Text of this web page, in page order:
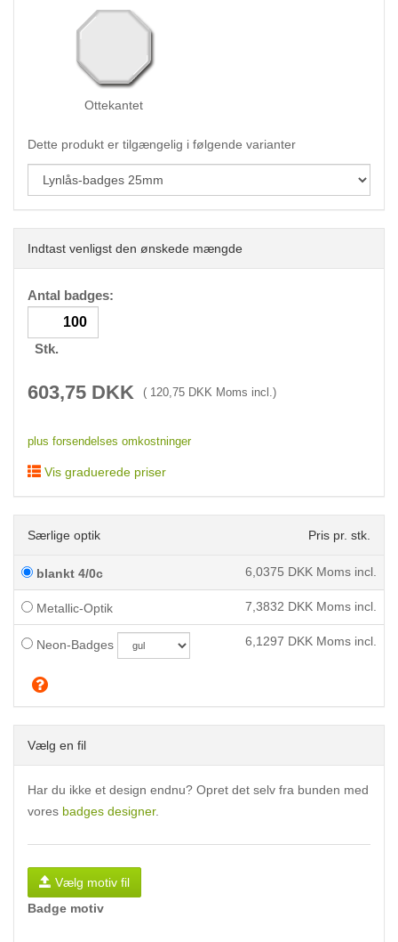
Ottekantet
Dette produkt er tilgængelig i følgende varianter
Indtast venligst den ønskede mængde
Antal badges:
Stk.
603,75 DKK ( 120,75 DKK Moms incl.)
plus forsendelses omkostninger
Vis graduerede priser
Særlige optik Pris pr. stk.
blankt 4/0c 6,0375 DKK Moms incl.
Metallic-Optik 7,3832 DKK Moms incl.
Neon-Badges 6,1297 DKK Moms incl.
Vælg en fil
Har du ikke et design endnu? Opret det selv fra bunden med
vores badges designer.
Vælg motiv fil
Badge motiv